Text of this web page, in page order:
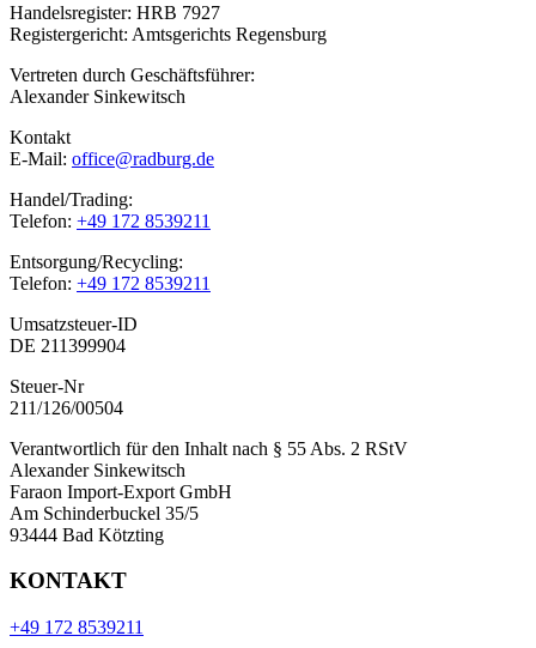
Handelsregister: HRB 7927
Registergericht: Amtsgerichts Regensburg
Vertreten durch Geschäftsführer:
Alexander Sinkewitsch
Kontakt
E-Mail: office@radburg.de
Handel/Trading:
Telefon: +49 172 8539211
Entsorgung/Recycling:
Telefon: +49 172 8539211
Umsatzsteuer-ID
DE 211399904
Steuer-Nr
211/126/00504
Verantwortlich für den Inhalt nach § 55 Abs. 2 RStV
Alexander Sinkewitsch
Faraon Import-Export GmbH
Am Schinderbuckel 35/5
93444 Bad Kötzting
KONTAKT
+49 172 8539211